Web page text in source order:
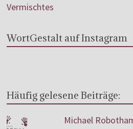
Vermischtes
WortGestalt auf Instagram
Häufig gelesene Beiträge:
Michael